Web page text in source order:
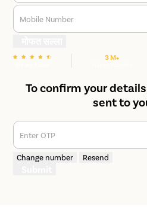
Mobile Number
3 M+
To confirm your
sent to
Enter OTP
Change number Resend